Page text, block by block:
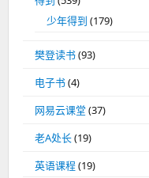
少年得到 (179)
樊登读书(93)
电子书(4)
网易云课堂 (37)
老A处长(19)
英语课程(19)